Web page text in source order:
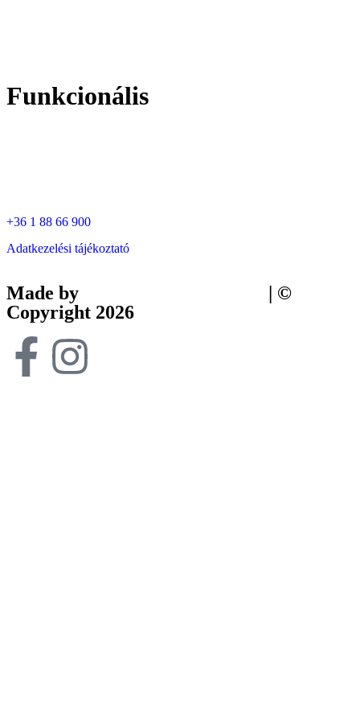
Funkcionális
+36 1 88 66 900
Adatkezelési tájékoztató
Made by
| ©
Copyright 2026